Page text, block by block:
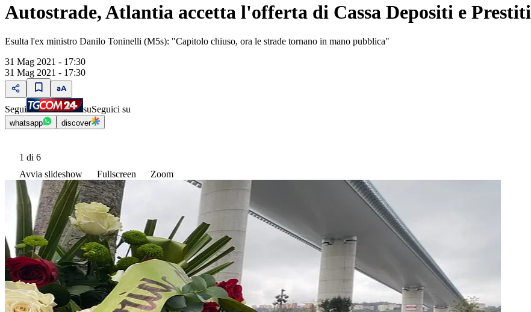
Autostrade, Atlantia accetta l'offerta di Cassa Depositi e Prestiti
Esulta l'ex ministro Danilo Toninelli (M5s): "Capitolo chiuso, ora le strade tornano in mano pubblica"
31 Mag 2021 - 17:30
31 Mag 2021 - 17:30
Segui suSeguici su
whatsapp discover
1 di 6
Avvia slideshow
Fullscreen Zoom